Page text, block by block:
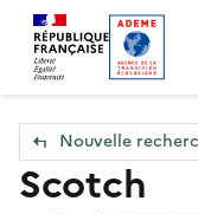
Accueil — Que
Nouvelle
Scotch